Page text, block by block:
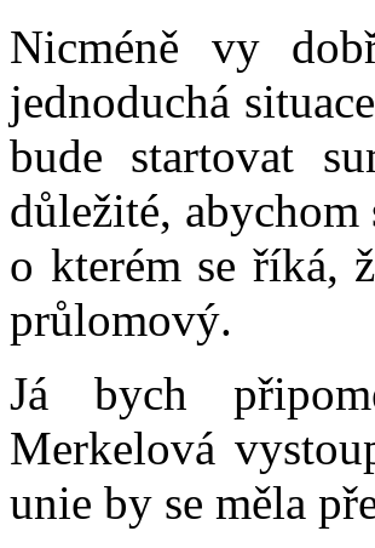
Nicméně vy
jednoduchá
bude startovat
důležité,
o kterém se říká,
průlomový.
Já bych
Merkelová
unie by se měla